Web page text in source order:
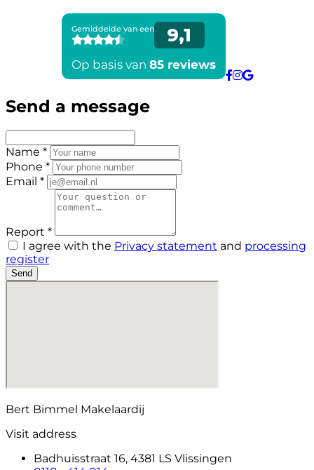
Send a message
Name *
Phone *
Email *
Report *
I agree with the Privacy statement and processing
register
Send
Bert Bimmel Makelaardij
Visit address
Badhuisstraat 16, 4381 LS Vlissingen